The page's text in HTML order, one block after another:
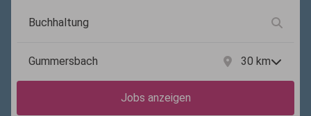
30 km
Jobs anzeigen